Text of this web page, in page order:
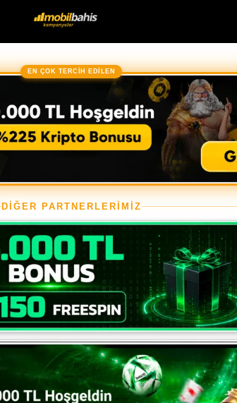
EN ÇOK TERCİH EDİLEN
DİĞER PARTNERLERİMİZ